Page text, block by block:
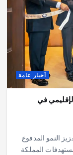
أخبار عامة
في
النمو المدفوع
مستهدفات المملكة